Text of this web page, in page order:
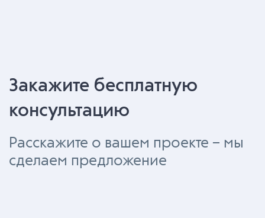
Закажите бесплатную
консультацию
Расскажите о вашем проекте – мы
сделаем предложение